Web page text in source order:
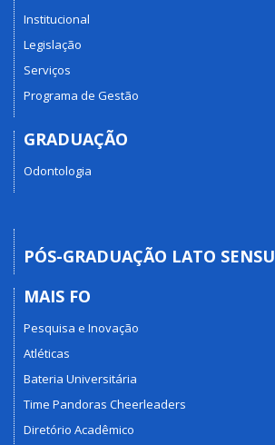
Institucional
Legislação
Serviços
Programa de Gestão
GRADUAÇÃO
Odontologia
PÓS-GRADUAÇÃO LATO SENSU
MAIS FO
Pesquisa e Inovação
Atléticas
Bateria Universitária
Time Pandoras Cheerleaders
Diretório Acadêmico